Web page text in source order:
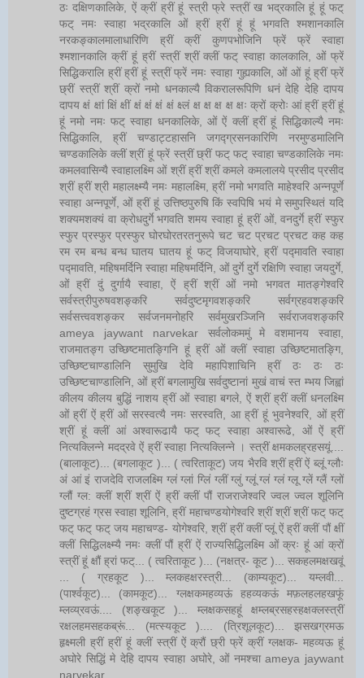
ठः दक्षिणकालिके, ऐं क्रीं ह्रीं हूं स्त्री फ्रे स्त्रीं ख भद्रकालि हूं हूं फट्
फट् नमः स्वाहा भद्रकालि ओं ह्रीं ह्रीं हूं हूं भगवति श्मशानकालि
नरकङ्कालमालाधारिणि ह्रीं क्रीं कुणपभोजिनि फ्रें फ्रें स्वाहा
श्मशानकालि क्रीं हूं ह्रीं स्त्रीं श्रीं क्लीं फट् स्वाहा कालकालि, ओं फ्रें
सिद्धिकरालि ह्रीं ह्रीं हूं स्त्रीं फ्रें नमः स्वाहा गुह्यकालि, ओं ओं हूं ह्रीं फ्रें
छ्रीं स्त्रीं श्रीं क्रों नमो धनकाल्यै विकरालरूपिणि धनं देहि देहि दापय
दापय क्षं क्षां क्षिं क्षीं क्षं क्षं क्षं क्षं क्ष्लं क्ष क्ष क्ष क्ष क्षः क्रों क्रोः आं ह्रीं ह्रीं हूं
हूं नमो नमः फट् स्वाहा धनकालिके, ओं ऐं क्लीं ह्रीं हूं सिद्धिकाल्यै नमः
सिद्धिकालि, ह्रीं चण्डाट्टहासनि जगद्ग्रसनकारिणि नरमुण्डमालिनि
चण्डकालिके क्लीं श्रीं हूं फ्रें स्त्रीं छ्रीं फट् फट् स्वाहा चण्डकालिके नमः
कमलवासिन्यै स्वाहालक्ष्मि ओं श्रीं ह्रीं श्रीं कमले कमलालये प्रसीद प्रसीद
श्रीं ह्रीं श्री महालक्ष्म्यै नमः महालक्ष्मि, ह्रीं नमो भगवति माहेश्वरि अन्नपूर्णे
स्वाहा अन्नपूर्णे, ओं ह्रीं हूं उत्तिष्ठपुरुषि किं स्वपिषि भयं मे समुपस्थितं यदि
शक्यमशक्यं वा क्रोधदुर्गे भगवति शमय स्वाहा हूं ह्रीं ओं, वनदुर्गे ह्रीं स्फुर
स्फुर प्रस्फुर प्रस्फुर घोरघोरतरतनुरूपे चट चट प्रचट प्रचट कह कह
रम रम बन्ध बन्ध घातय घातय हूं फट् विजयाघोरे, ह्रीं पद्मावति स्वाहा
पद्मावति, महिषमर्दिनि स्वाहा महिषमर्दिनि, ओं दुर्गे दुर्गे रक्षिणि स्वाहा जयदुर्गे,
ओं ह्रीं दुं दुर्गायै स्वाहा, ऐं ह्रीं श्रीं ओं नमो भगवत मातङ्गेश्वरि
सर्वस्त्रीपुरुषवशङ्करि सर्वदुष्टमृगवशङ्करि सर्वग्रहवशङ्करि
सर्वसत्त्ववशङ्कर सर्वजनमनोहरि सर्वमुखरञ्जिनि सर्वराजवशङ्करि
ameya jaywant narvekar सर्वलोकममुं मे वशमानय स्वाहा,
राजमातङ्ग उच्छिष्टमातङ्गिनि हूं ह्रीं ओं क्लीं स्वाहा उच्छिष्टमातङ्गि,
उच्छिष्टचाण्डालिनि सुमुखि देवि महापिशाचिनि ह्रीं ठः ठः ठः
उच्छिष्टचाण्डालिनि, ओं ह्रीं बगलामुखि सर्वदुष्टानां मुखं वाचं स्त म्भय जिह्वां
कीलय कीलय बुद्धिं नाशय ह्रीं ओं स्वाहा बगले, ऐं श्रीं ह्रीं क्लीं धनलक्ष्मि
ओं ह्रीं ऐं ह्रीं ओं सरस्वत्यै नमः सरस्वति, आ ह्रीं हूं भुवनेश्वरि, ओं ह्रीं
श्रीं हूं क्लीं आं अश्वारूढायै फट् फट् स्वाहा अश्वारूढे, ओं ऐं ह्रीं
नित्यक्लिन्ने मदद्रवे ऐं ह्रीं स्वाहा नित्यक्लिन्ने । स्त्रीं क्षमकलह्रहसयूं....
(बालाकूट)... (बगलाकूट )... ( त्वरिताकूट) जय भैरवि श्रीं ह्रीं ऐं ब्लूं ग्लौः
अं आं इं राजदेवि राजलक्ष्मि ग्लं ग्लां ग्लिं ग्लीं ग्लुं ग्लूं ग्लं ग्लं ग्लू ग्लें ग्लैं ग्लों
ग्लौं ग्ल: क्लीं श्रीं श्रीं ऐं ह्रीं क्लीं पौं राजराजेश्वरि ज्वल ज्वल शूलिनि
दुष्टग्रहं ग्रस स्वाहा शूलिनि, ह्रीं महाचण्डयोगेश्वरि श्रीं श्रीं श्रीं फट् फट्
फट् फट् फट् जय महाचण्ड- योगेश्वरि, श्रीं ह्रीं क्लीं प्लूं ऐं ह्रीं क्लीं पौं क्षीं
क्लीं सिद्धिलक्ष्म्यै नमः क्लीं पौं ह्रीं ऐं राज्यसिद्धिलक्ष्मि ओं क्रः हूं आं क्रों
स्त्रीं हूं क्षौं ह्रां फट्... ( त्वरिताकूट )... (नक्षत्र- कूट )... सकहलमक्षखवूं
... ( ग्रहकूट )... म्लकहक्षरस्त्री... (काम्यकूट)... यम्लवी...
(पार्श्वकूट)... (कामकूट)... ग्लक्षकमहव्यऊं हहव्यकऊं मफ़लहलहखफूं
म्लव्य्रवऊं.... (शङ्खकूट )... म्लक्षकसहहूं क्षम्लब्रसहस्हक्षक्लस्त्रीं
रक्षलहमसहकब्रूं... (मत्स्यकूट ).... (त्रिशूलकूट)... झसखग्रमऊ
हृक्ष्मली ह्रीं ह्रीं हूं क्लीं स्त्रीं ऐं क्रौं छ्री फ्रें क्रीं ग्लक्षक- महव्यऊ हूं
अघोरे सिद्धिं मे देहि दापय स्वाहा अघोरे, ओं नमश्चा ameya jaywant
narvekar